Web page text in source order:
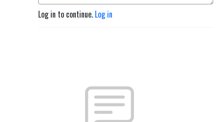
Log in to continue. Log in